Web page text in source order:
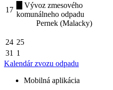
17
Vývoz zmesového
komunálneho odpadu
Pernek (Malacky)
24 25
31 1
Kalendár zvozu odpadu
Mobilná aplikácia